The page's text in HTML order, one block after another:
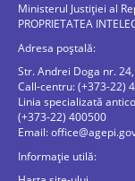
Ministerul Justiției al
PROPRIETATEA
Adresa poștală:
Str. Andrei Doga nr.
Call-centru: (+373-22)
Linia specializată
(+373-22) 400500
Email:
Informație utilă: